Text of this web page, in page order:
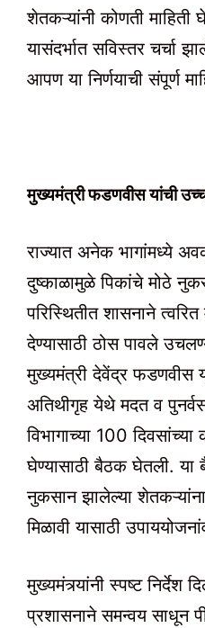
शेतकऱ्यांनी कोणती
यासंदर्भात सविस्तर चर्चा
आपण या निर्णयाची संपूर्ण
मुख्यमंत्री फडणवीस यांची
राज्यात अनेक भागांमध्ये
दुष्काळामुळे पिकांचे मोठे
परिस्थितीत शासनाने
देण्यासाठी ठोस पावले
मुख्यमंत्री देवेंद्र फडणवीस
अतिथीगृह येथे मदत व
विभागाच्या 100
घेण्यासाठी बैठक घेतली. या
नुकसान झालेल्या
मिळावी यासाठी
मुख्यमंत्र्यांनी स्पष्ट निर्देश
प्रशासनाने समन्वय साधून